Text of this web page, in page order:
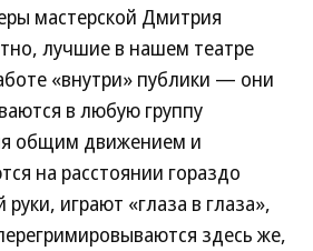
мастерской Дмитрия
лучшие в нашем театре
«внутри» публики — они
в любую группу
общим движением и
на расстоянии гораздо
играют «глаза в глаза»,
здесь же,